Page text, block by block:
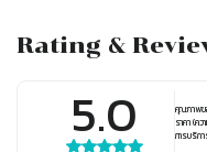
Rating &
5.0 คุณภาพข
ราคา (คว
การบริกา